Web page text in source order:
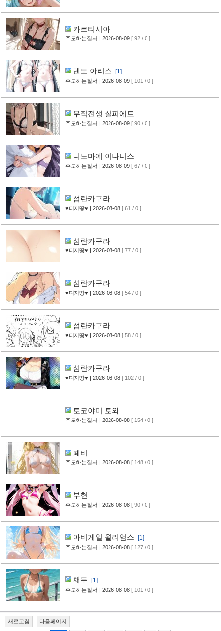
카르티시아
주도하는질서 | 2026-08-09 [ 92 / 0 ]
텐도 아리스 [1]
주도하는질서 | 2026-08-09 [ 101 / 0 ]
무직전생 실피에트
주도하는질서 | 2026-08-09 [ 90 / 0 ]
니노마에 이나니스
주도하는질서 | 2026-08-09 [ 67 / 0 ]
섬란카구라
♥디지땅♥ | 2026-08-08 [ 61 / 0 ]
섬란카구라
♥디지땅♥ | 2026-08-08 [ 77 / 0 ]
섬란카구라
♥디지땅♥ | 2026-08-08 [ 54 / 0 ]
섬란카구라
♥디지땅♥ | 2026-08-08 [ 58 / 0 ]
섬란카구라
♥디지땅♥ | 2026-08-08 [ 102 / 0 ]
토코야미 토와
주도하는질서 | 2026-08-08 [ 154 / 0 ]
페비
주도하는질서 | 2026-08-08 [ 148 / 0 ]
부현
주도하는질서 | 2026-08-08 [ 90 / 0 ]
아비게일 윌리엄스 [1]
주도하는질서 | 2026-08-08 [ 127 / 0 ]
채두 [1]
주도하는질서 | 2026-08-08 [ 101 / 0 ]
새로고침 다음페이지